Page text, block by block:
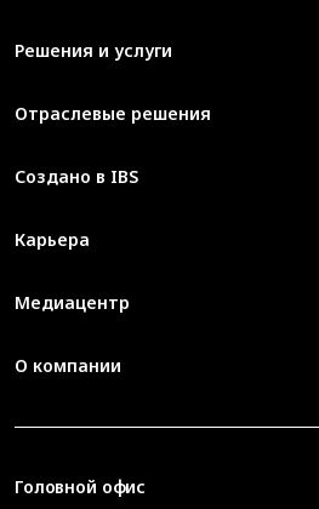
Решения и услуги
Отраслевые решения
Создано в IBS
Карьера
Медиацентр
О компании
Головной офис